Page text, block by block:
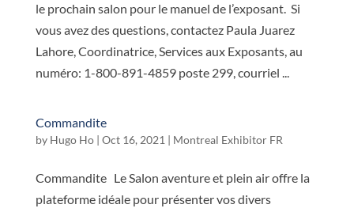
le prochain salon pour le manuel de l’exposant. Si
vous avez des questions, contactez Paula Juarez
Lahore, Coordinatrice, Services aux Exposants, au
numéro: 1-800-891-4859 poste 299, courriel ...
Commandite
by Hugo Ho| Oct 16, 2021 | Montreal Exhibitor FR
Commandite Le Salon aventure et plein air offre la
plateforme idéale pour présenter vos divers